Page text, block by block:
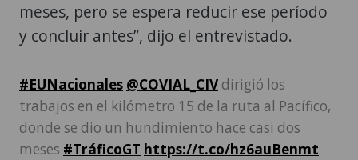
meses, pero se espera reducir ese período
y concluir antes”, dijo el entrevistado.
#EUNacionales @COVIAL_CIV dirigió los
trabajos en el kilómetro 15 de la ruta al Pacífico,
donde se dio un hundimiento hace casi dos
meses #TráficoGT https://t.co/hz6auBenmt